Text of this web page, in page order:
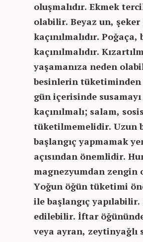
oluşmalıdır. Ekmek
olabilir. Beyaz un,
kaçınılmalıdır.
kaçınılmalıdır.
yaşamanıza neden
besinlerin tüketiminden
gün içerisinde
kaçınılmalı; salam,
tüketilmemelidir. Uzun
başlangıç yapmamak
açısından önemlidir.
magnezyumdan zengin
Yoğun öğün tüketimi
ile başlangıç
edilebilir. İftar
veya ayran, zeytinyağlı